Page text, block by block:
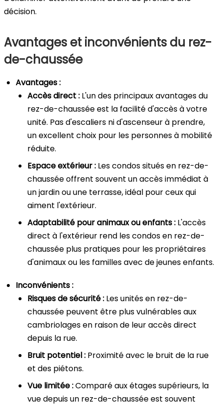
décision.
Avantages et inconvénients du rez-
de-chaussée
Avantages :
Accès direct : L'un des principaux avantages du
rez-de-chaussée est la facilité d'accès à votre
unité. Pas d'escaliers ni d'ascenseur à prendre,
un excellent choix pour les personnes à mobilité
réduite.
Espace extérieur : Les condos situés en rez-de-
chaussée offrent souvent un accès immédiat à
un jardin ou une terrasse, idéal pour ceux qui
aiment l'extérieur.
Adaptabilité pour animaux ou enfants : L'accès
direct à l'extérieur rend les condos en rez-de-
chaussée plus pratiques pour les propriétaires
d'animaux ou les familles avec de jeunes enfants.
Inconvénients :
Risques de sécurité : Les unités en rez-de-
chaussée peuvent être plus vulnérables aux
cambriolages en raison de leur accès direct
depuis la rue.
Bruit potentiel : Proximité avec le bruit de la rue
et des piétons.
Vue limitée :Comparé aux étages supérieurs, la
vue depuis un rez-de-chaussée est souvent